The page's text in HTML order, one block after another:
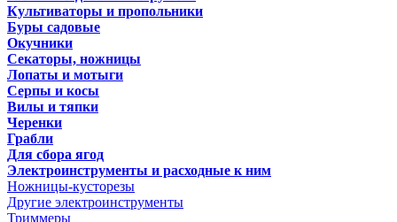
Культиваторы и пропольники
Буры садовые
Окучники
Секаторы, ножницы
Лопаты и мотыги
Серпы и косы
Вилы и тяпки
Черенки
Грабли
Для сбора ягод
Электроинструменты и расходные к ним
Ножницы-кусторезы
Другие электроинструменты
Триммеры